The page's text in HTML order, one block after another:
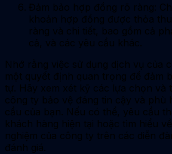
Đảm bảo hợp đồng rõ ràng:
khoản hợp đồng được thỏa
ràng và chi tiết, bao gồm cả
cả, và các yêu cầu khác.
Nhớ rằng việc sử dụng dịch vụ của
một quyết định quan trọng để đảm
tự. Hãy xem xét kỹ các lựa chọn và
công ty bảo vệ đáng tin cậy và phù
cầu của bạn. Nếu có thể, yêu cầu
khách hàng hiện tại hoặc tìm hiểu
nghiệm của công ty trên các diễn
đánh giá.